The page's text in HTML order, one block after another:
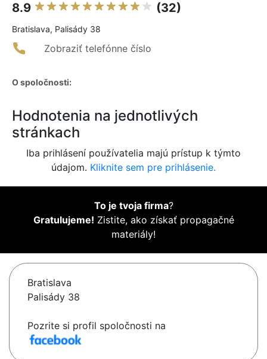
8.9 (32)
Bratislava, Palisády 38
Zobraziť telefónne číslo
O spoločnosti:
Hodnotenia na jednotlivých
stránkach
Iba prihlásení používatelia majú prístup k týmto
údajom. Kliknite sem pre prihlásenie.
To je tvoja firma?
Gratulujeme! Zistite, ako získať propagačné
materiály!
Bratislava
Palisády 38
Pozrite si profil spoločnosti na